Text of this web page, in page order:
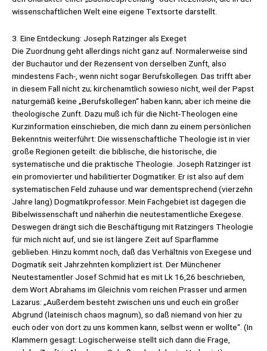
wissenschaftlichen Welt eine eigene Textsorte darstellt.
3. Eine Entdeckung: Joseph Ratzinger als Exeget
Die Zuordnung geht allerdings nicht ganz auf. Normalerweise sind
der Buchautor und der Rezensent von derselben Zunft, also
mindestens Fach-, wenn nicht sogar Berufskollegen. Das trifft aber
in diesem Fall nicht zu; kirchenamtlich sowieso nicht, weil der Papst
naturgemäß keine „Berufskollegen“ haben kann; aber ich meine die
theologische Zunft. Dazu muß ich für die Nicht-Theologen eine
Kurzinformation einschieben, die mich dann zu einem persönlichen
Bekenntnis weiterführt: Die wissenschaftliche Theologie ist in vier
große Regionen geteilt: die biblische, die historische, die
systematische und die praktische Theologie. Joseph Ratzinger ist
ein promovierter und habilitierter Dogmatiker. Er ist also auf dem
systematischen Feld zuhause und war dementsprechend (vierzehn
Jahre lang) Dogmatikprofessor. Mein Fachgebiet ist dagegen die
Bibelwissenschaft und näherhin die neutestamentliche Exegese.
Deswegen drängt sich die Beschäftigung mit Ratzingers Theologie
für mich nicht auf, und sie ist längere Zeit auf Sparflamme
geblieben. Hinzu kommt noch, daß das Verhältnis von Exegese und
Dogmatik seit Jahrzehnten kompliziert ist. Der Münchener
Neutestamentler Josef Schmid hat es mit Lk 16,26 beschrieben,
dem Wort Abrahams im Gleichnis vom reichen Prasser und armen
Lazarus: „Außerdem besteht zwischen uns und euch ein großer
Abgrund (lateinisch chaos magnum), so daß niemand von hier zu
euch oder von dort zu uns kommen kann, selbst wenn er wollte“. (In
Klammern gesagt: Logischerweise stellt sich dann die Frage,